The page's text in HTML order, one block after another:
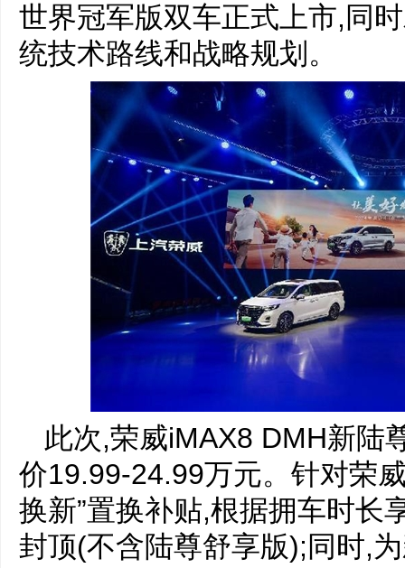
世界冠军版双车正式上市,同
统技术路线和战略规划。
此次,荣威iMAX8 DMH新陆
价19.99-24.99万元。针对荣
换新”置换补贴,根据拥车时长
封顶(不含陆尊舒享版);同时,